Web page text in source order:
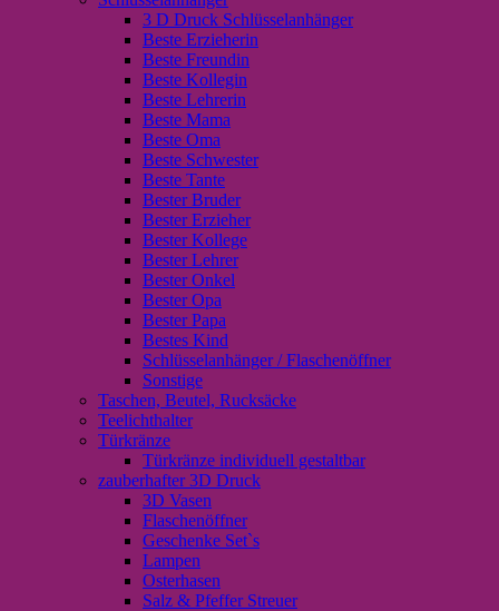
3 D Druck Schlüsselanhänger
Beste Erzieherin
Beste Freundin
Beste Kollegin
Beste Lehrerin
Beste Mama
Beste Oma
Beste Schwester
Beste Tante
Bester Bruder
Bester Erzieher
Bester Kollege
Bester Lehrer
Bester Onkel
Bester Opa
Bester Papa
Bestes Kind
Schlüsselanhänger / Flaschenöffner
Sonstige
Taschen, Beutel, Rucksäcke
Teelichthalter
Türkränze
Türkränze individuell gestaltbar
zauberhafter 3D Druck
3D Vasen
Flaschenöffner
Geschenke Set`s
Lampen
Osterhasen
Salz & Pfeffer Streuer